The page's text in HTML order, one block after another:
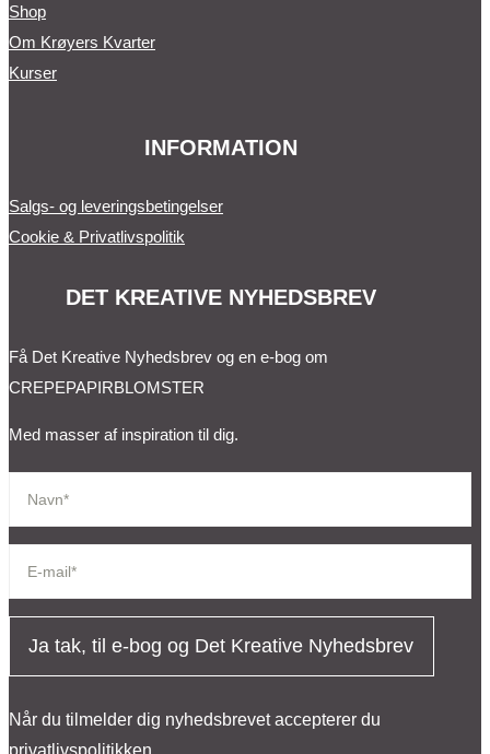
Shop
Om Krøyers Kvarter
Kurser
INFORMATION
Salgs- og leveringsbetingelser
Cookie & Privatlivspolitik
DET KREATIVE NYHEDSBREV
Få Det Kreative Nyhedsbrev og en e-bog om
CREPEPAPIRBLOMSTER
Med masser af inspiration til dig.
Ja tak, til e-bog og Det Kreative Nyhedsbrev
Når du tilmelder dig nyhedsbrevet accepterer du
privatlivspolitikken.